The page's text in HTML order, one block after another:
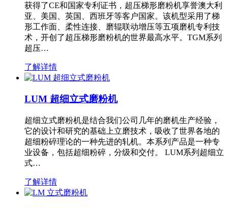
获得了CE和国家专利证书，超压梯形磨粉机享誉澳大利
亚、美国、英国、西班牙等客户国家。该机型采用了梯
形工作面、柔性连接、磨辊联动增压等五项磨机专利技
术，开创了超压梯形磨粉机的世界最高水平。TGM系列
超压…
了解详情
LUM 超细立式磨粉机
超细立式磨粉机是结合我们公司几年的磨机生产经验，
它的设计和研究的基础上立磨技术，吸收了世界各地的
超细粉碎理论的一种先进的轧机。本系列产品是一种专
业设备，包括超细粉碎，分级和交付。 LUM系列超细立
式…
了解详情